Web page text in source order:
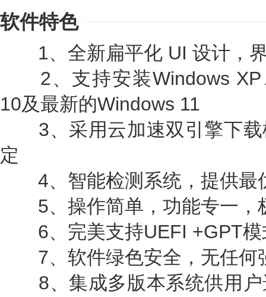
软件特色
1、全新扁平化 UI 设计，界
2、支持安装Windows XP
10及最新的Windows 11
3、采用云加速双引擎下载
定
4、智能检测系统，提供最
5、操作简单，功能专一，
6、完美支持UEFI +GPT模
7、软件绿色安全，无任何
8、集成多版本系统供用户